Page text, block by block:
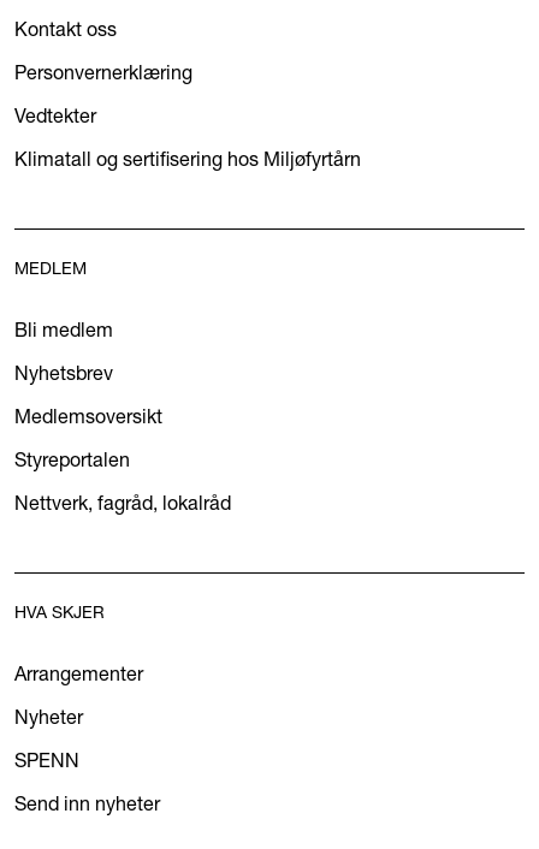
Kontakt oss
Personvernerklæring
Vedtekter
Klimatall og sertifisering hos Miljøfyrtårn
MEDLEM
Bli medlem
Nyhetsbrev
Medlemsoversikt
Styreportalen
Nettverk, fagråd, lokalråd
HVA SKJER
Arrangementer
Nyheter
SPENN
Send inn nyheter